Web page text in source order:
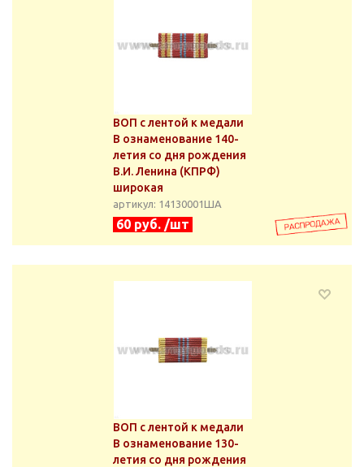
ВОП с лентой к медали
В ознаменование 140-
летия со дня рождения
В.И. Ленина (КПРФ)
широкая
артикул: 14130001ША
60 руб. /шт
ВОП с лентой к медали
В ознаменование 130-
летия со дня рождения